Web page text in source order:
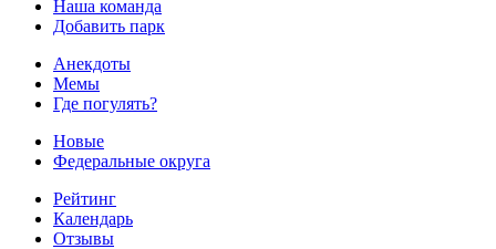
Наша команда
Добавить парк
Анекдоты
Мемы
Где погулять?
Новые
Федеральные округа
Рейтинг
Календарь
Отзывы